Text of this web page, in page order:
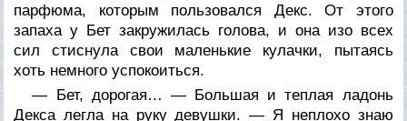
парфюма, которым пользовался Декс. От этого
запаха у Бет закружилась голова, и она изо всех
сил стиснула свои маленькие кулачки, пытаясь
хоть немного успокоиться.
— Бет, дорогая… — Большая и теплая ладонь
Декса легла на руку девушки. — Я неплохо знаю